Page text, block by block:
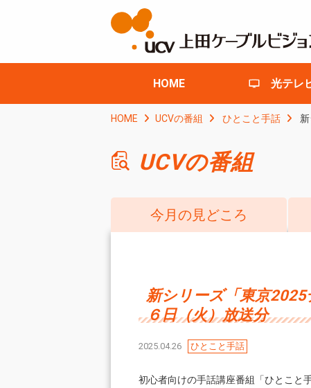
HOME 光テレ
HOME UCVの番組 ひとこと手話
UCVの番組
今月の見どころ
新シリーズ「東京
６日（火）放送分
2025.04.26 ひとこと手話
初心者向けの手話講座番組「ひとこと